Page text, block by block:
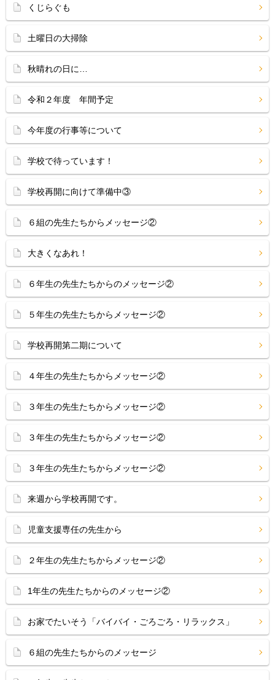
くじらぐも
土曜日の大掃除
秋晴れの日に…
令和２年度 年間予定
今年度の行事等について
学校で待っています！
学校再開に向けて準備中③
６組の先生たちからメッセージ②
大きくなあれ！
６年生の先生たちからのメッセージ②
５年生の先生たちからメッセージ②
学校再開第二期について
４年生の先生たちからメッセージ②
３年生の先生たちからメッセージ②
３年生の先生たちからメッセージ②
３年生の先生たちからメッセージ②
来週から学校再開です。
児童支援専任の先生から
２年生の先生たちからメッセージ②
1年生の先生たちからのメッセージ②
お家でたいそう「バイバイ・ごろごろ・リラックス」
６組の先生たちからのメッセージ